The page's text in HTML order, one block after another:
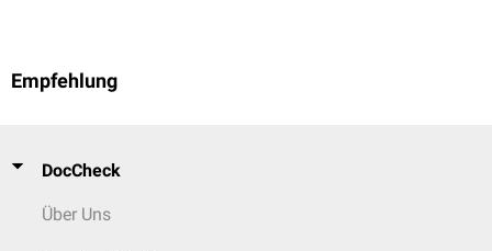
Empfehlung
DocCheck
Über Uns